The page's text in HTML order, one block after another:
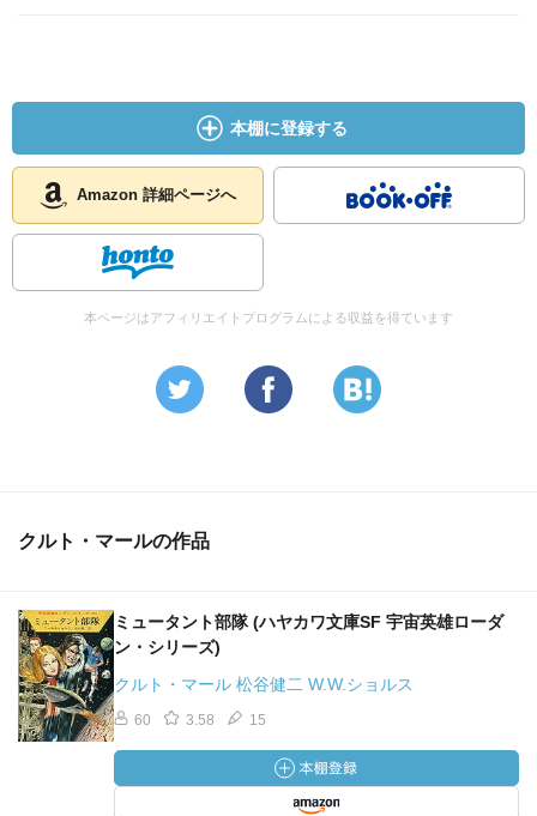
本棚に登録する
Amazon 詳細ページへ
本ページはアフィリエイトプログラムによる収益を得ています
クルト・マールの作品
ミュータント部隊 (ハヤカワ文庫SF 宇宙英雄ローダ
ン・シリーズ)
クルト・マール 松谷健二 W.W.ショルス
60 3.58 15